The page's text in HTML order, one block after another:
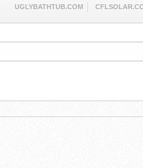
UGLYBATHTUB.COM